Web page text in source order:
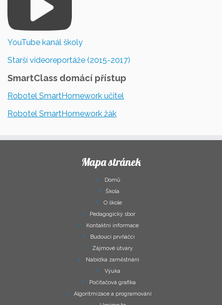
YouTube kanál školy
Starší videoreportáže (2015-2017)
SmartClass domácí přístup
Robotel SmartHomework učitel
Robotel SmartHomework žák
Mapa stránek
Domů
Škola
O škole
Pedagogický sbor
Kontaktní informace
Budoucí prvňáčci
Zájmové útvary
Nabídka zaměstnání
Výuka
Počítačová grafika
Algoritmizace a programování